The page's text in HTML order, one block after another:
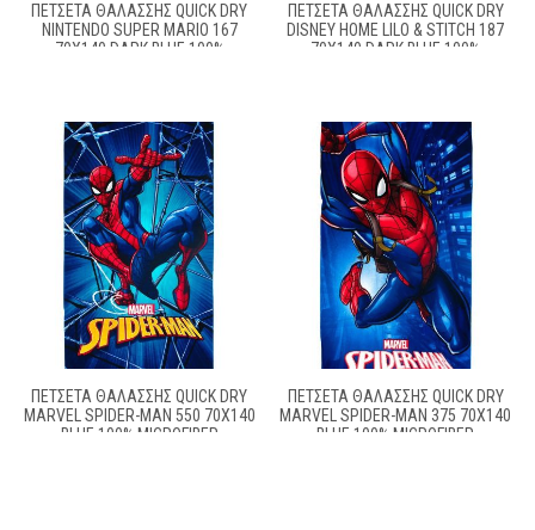
ΠΕΤΣΈΤΑ ΘΑΛΆΣΣΗΣ QUICK DRY
NINTENDO SUPER MARIO 167
70X140 DARK BLUE 100%
ΠΕΤΣΈΤΑ ΘΑΛΆΣΣΗΣ QUICK DRY
DISNEY HOME LILO & STITCH 187
70X140 DARK BLUE 100%
ΠΕΤΣΈΤΑ ΘΑΛΆΣΣΗΣ QUICK DRY
MARVEL SPIDER-MAN 550 70X140
BLUE 100% MICROFIBER
ΠΕΤΣΈΤΑ ΘΑΛΆΣΣΗΣ QUICK DRY
MARVEL SPIDER-MAN 375 70X140
BLUE 100% MICROFIBER